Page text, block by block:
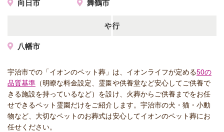
向日市 舞鶴市
や行
八幡市
宇治市での「イオンのペット葬」は、イオンライフが定める50の
品質基準 （明瞭な料金設定、霊園や供養堂など安心してご供養で
きる施設を持っているなど）を設け、火葬からご供養までをお任
せできるペット霊園だけをご紹介します。宇治市の犬・猫・小動
物など、大切なペットのお葬式は安心してイオンのペット葬にお
任せください。